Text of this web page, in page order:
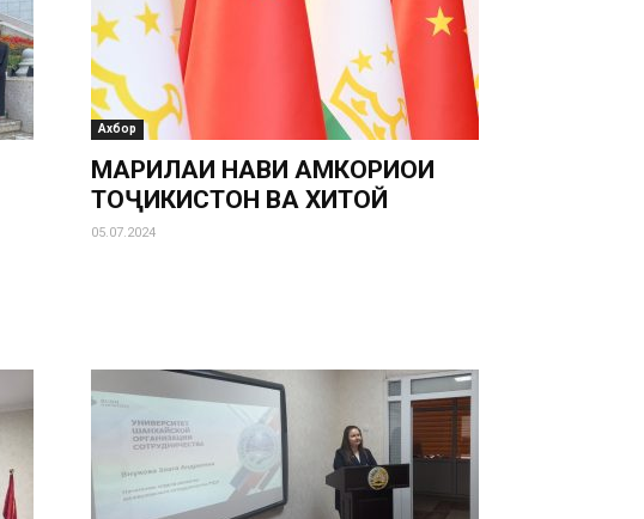
Ахбор
МАРҲИЛАИ НАВИ ҲАМКОРИҲОИ
ТОҶИКИСТОН ВА ХИТОЙ
05.07.2024